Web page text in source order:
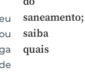
saneamento;
saiba
quais